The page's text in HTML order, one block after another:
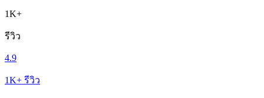
1K+
รีวิว
4.9
1K+ รีวิว